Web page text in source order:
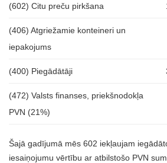
(602) Citu preču pirkšana
(406) Atgriežamie konteineri un
iepakojums
(400) Piegādātāji
(472) Valsts finanses, priekšnodokļa
PVN (21%)
Šajā gadījumā mēs 602 iekļaujam
iesaiņojumu vērtību ar atbilstošo PVN